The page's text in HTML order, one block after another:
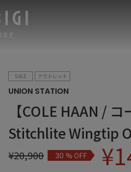
SALE アウトレット
UNION STATION
【COLE HAAN /
Stitchlite Wingtip
¥20,900 30% OFF ¥